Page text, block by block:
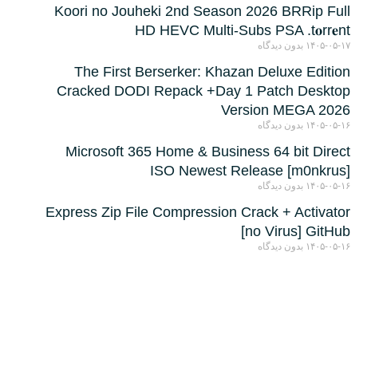
Koori no Jouheki 2nd Season 2026 BRRip Full
HD HEVC Multi-Subs PSA .t𝐨rr𝐞nt
۱۴۰۵-۰۵-۱۷ بدون دیدگاه
The First Berserker: Khazan Deluxe Edition
Cracked DODI Repack +Day 1 Patch Desktop
Version MEGA 2026
۱۴۰۵-۰۵-۱۶ بدون دیدگاه
Microsoft 365 Home & Business 64 bit Direct
ISO Newest Release [m0nkrus]
۱۴۰۵-۰۵-۱۶ بدون دیدگاه
Express Zip File Compression Crack + Activator
[no Virus] GitHub
۱۴۰۵-۰۵-۱۶ بدون دیدگاه